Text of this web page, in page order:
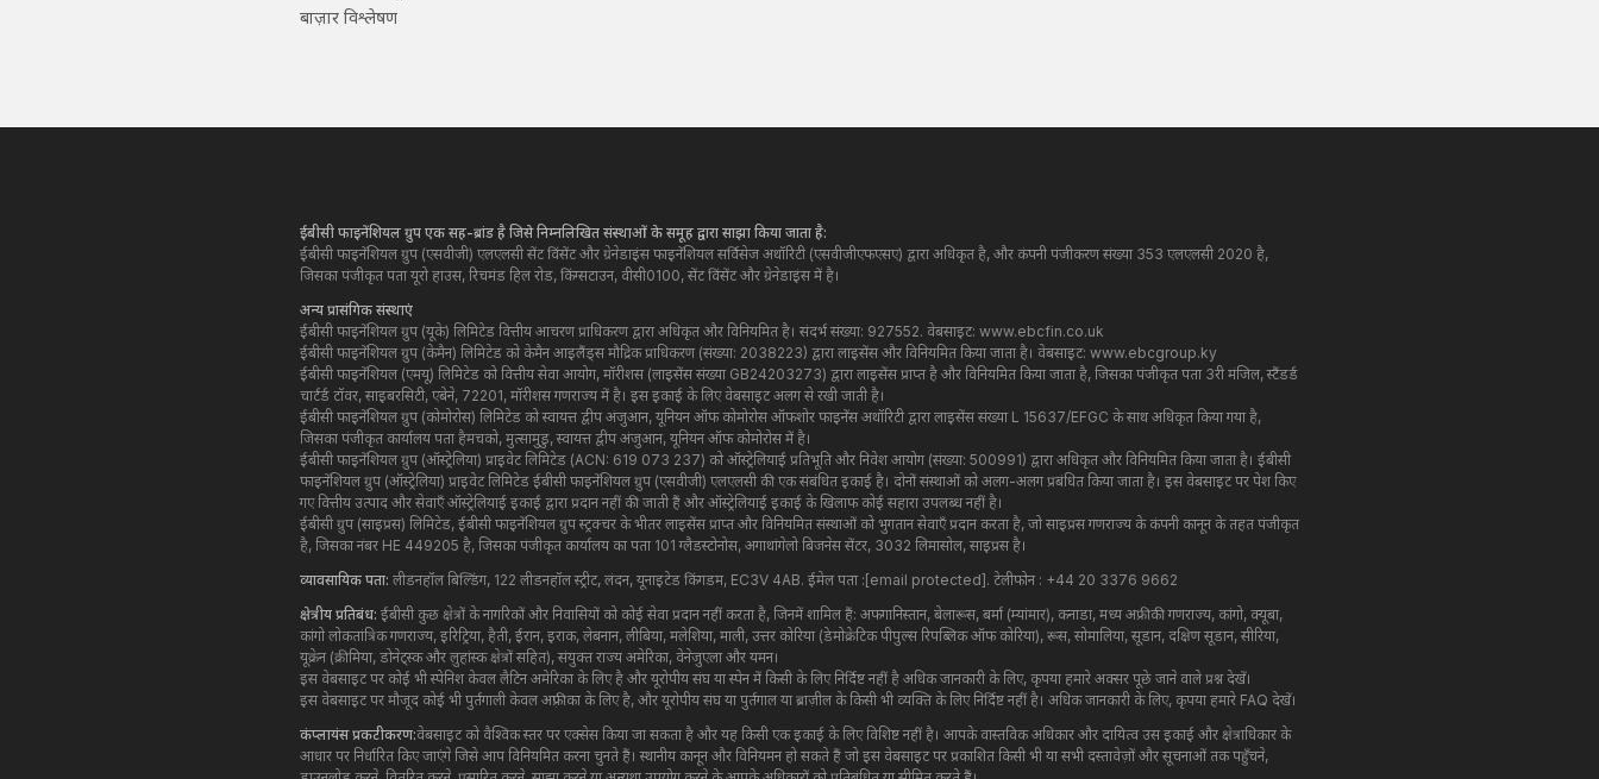
बाज़ार विश्लेषण
ईबीसी फाइनेंशियल ग्रुप एक सह-ब्रांड है जिसे निम्नलिखित संस्थाओं के समूह द्वारा साझा किया जाता है:
ईबीसी फाइनेंशियल ग्रुप (एसवीजी) एलएलसी सेंट विंसेंट और ग्रेनेडाइंस फाइनेंशियल सर्विसेज अथॉरिटी (एसवीजीएफएसए) द्वारा अधिकृत है, और कंपनी पंजीकरण संख्या 353 एलएलसी 2020 है,
जिसका पंजीकृत पता यूरो हाउस, रिचमंड हिल रोड, किंग्सटाउन, वीसी0100, सेंट विंसेंट और ग्रेनेडाइंस में है।
अन्य प्रासंगिक संस्थाएं
ईबीसी फाइनेंशियल ग्रुप (यूके) लिमिटेड वित्तीय आचरण प्राधिकरण द्वारा अधिकृत और विनियमित है। संदर्भ संख्या: 927552. वेबसाइट: www.ebcfin.co.uk
ईबीसी फाइनेंशियल ग्रुप (केमैन) लिमिटेड को केमैन आइलैंड्स मौद्रिक प्राधिकरण (संख्या: 2038223) द्वारा लाइसेंस और विनियमित किया जाता है। वेबसाइट: www.ebcgroup.ky
ईबीसी फाइनेंशियल (एमयू) लिमिटेड को वित्तीय सेवा आयोग, मॉरीशस (लाइसेंस संख्या GB24203273) द्वारा लाइसेंस प्राप्त है और विनियमित किया जाता है, जिसका पंजीकृत पता 3री मंजिल, स्टैंडर्ड
चार्टर्ड टॉवर, साइबरसिटी, एबेने, 72201, मॉरीशस गणराज्य में है। इस इकाई के लिए वेबसाइट अलग से रखी जाती है।
ईबीसी फाइनेंशियल ग्रुप (कोमोरोस) लिमिटेड को स्वायत्त द्वीप अंजुआन, यूनियन ऑफ कोमोरोस ऑफशोर फाइनेंस अथॉरिटी द्वारा लाइसेंस संख्या L 15637/EFGC के साथ अधिकृत किया गया है,
जिसका पंजीकृत कार्यालय पता हैमचको, मुत्सामुडु, स्वायत्त द्वीप अंजुआन, यूनियन ऑफ कोमोरोस में है।
ईबीसी फाइनेंशियल ग्रुप (ऑस्ट्रेलिया) प्राइवेट लिमिटेड (ACN: 619 073 237) को ऑस्ट्रेलियाई प्रतिभूति और निवेश आयोग (संख्या: 500991) द्वारा अधिकृत और विनियमित किया जाता है। ईबीसी
फाइनेंशियल ग्रुप (ऑस्ट्रेलिया) प्राइवेट लिमिटेड ईबीसी फाइनेंशियल ग्रुप (एसवीजी) एलएलसी की एक संबंधित इकाई है। दोनों संस्थाओं को अलग-अलग प्रबंधित किया जाता है। इस वेबसाइट पर पेश किए
गए वित्तीय उत्पाद और सेवाएँ ऑस्ट्रेलियाई इकाई द्वारा प्रदान नहीं की जाती हैं और ऑस्ट्रेलियाई इकाई के खिलाफ कोई सहारा उपलब्ध नहीं है।
ईबीसी ग्रुप (साइप्रस) लिमिटेड, ईबीसी फाइनेंशियल ग्रुप स्ट्रक्चर के भीतर लाइसेंस प्राप्त और विनियमित संस्थाओं को भुगतान सेवाएँ प्रदान करता है, जो साइप्रस गणराज्य के कंपनी कानून के तहत पंजीकृत
है, जिसका नंबर HE 449205 है, जिसका पंजीकृत कार्यालय का पता 101 ग्लैडस्टोनोस, अगाथांगेलो बिजनेस सेंटर, 3032 लिमासोल, साइप्रस है।
व्यावसायिक पता: लीडनहॉल बिल्डिंग, 122 लीडनहॉल स्ट्रीट, लंदन, यूनाइटेड किंगडम, EC3V 4AB. ईमेल पता : [email protected] . टेलीफोन : +44 20 3376 9662
क्षेत्रीय प्रतिबंध: ईबीसी कुछ क्षेत्रों के नागरिकों और निवासियों को कोई सेवा प्रदान नहीं करता है, जिनमें शामिल हैं: अफगानिस्तान, बेलारूस, बर्मा (म्यांमार), कनाडा, मध्य अफ्रीकी गणराज्य, कांगो, क्यूबा, ​​
कांगो लोकतांत्रिक गणराज्य, इरिट्रिया, हैती, ईरान, इराक, लेबनान, लीबिया, मलेशिया, माली, उत्तर कोरिया (डेमोक्रेटिक पीपुल्स रिपब्लिक ऑफ कोरिया), रूस, सोमालिया, सूडान, दक्षिण सूडान, सीरिया,
यूक्रेन (क्रीमिया, डोनेट्स्क और लुहांस्क क्षेत्रों सहित), संयुक्त राज्य अमेरिका, वेनेजुएला और यमन।
इस वेबसाइट पर कोई भी स्पेनिश केवल लैटिन अमेरिका के लिए है और यूरोपीय संघ या स्पेन में किसी के लिए निर्दिष्ट नहीं है अधिक जानकारी के लिए, कृपया हमारे अक्सर पूछे जाने वाले प्रश्न देखें।
इस वेबसाइट पर मौजूद कोई भी पुर्तगाली केवल अफ़्रीका के लिए है, और यूरोपीय संघ या पुर्तगाल या ब्राज़ील के किसी भी व्यक्ति के लिए निर्दिष्ट नहीं है। अधिक जानकारी के लिए, कृपया हमारे FAQ देखें।
कंप्लायंस प्रकटीकरण:वेबसाइट को वैश्विक स्तर पर एक्सेस किया जा सकता है और यह किसी एक इकाई के लिए विशिष्ट नहीं है। आपके वास्तविक अधिकार और दायित्व उस इकाई और क्षेत्राधिकार के
आधार पर निर्धारित किए जाएंगे जिसे आप विनियमित करना चुनते हैं। स्थानीय कानून और विनियमन हो सकते हैं जो इस वेबसाइट पर प्रकाशित किसी भी या सभी दस्तावेज़ों और सूचनाओं तक पहुँचने,